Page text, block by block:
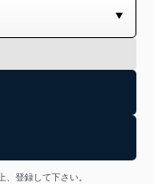
、登録して下さい。